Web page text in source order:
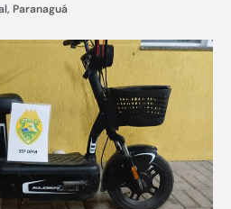
, Paranaguá